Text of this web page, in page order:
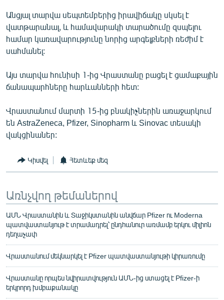
Անցյալ տարվա սեպտեմբերից իրավիճակը սկսել է
վատթարանալ, և համավարակի տարածումը զսպելու
համար կառավարությունը նորից արգելքների ռեժիմ է
սահմանել:
Այս տարվա հունիսի 1-ից Վրաստանը բացել է ցամաքային
ճանապարհները հարևանների հետ:
Վրաստանում մարտի 15-ից բնակիչներին առաջարկում
են AstraZeneca, Pfizer, Sinopharm և Sinovac տեսակի
վակցինաներ:
Կիսվել Հետևեք մեզ
Առնչվող թեմաներով
ԱՄՆ Վրաստանին և Տաջիկստանին անվճար Pfizer ու Moderna
պատվաստանյութ է տրամադրել՝ ընդհանուր առմամբ երկու միլիոն
դեղաչափ
Վրաստանում մեկնարկել է Pfizer պատվաստանյութի կիրառումը
Վրաստանը որպես նվիրատվություն ԱՄՆ-ից ստացել է Pfizer-ի
երկրորդ խմբաքանակը